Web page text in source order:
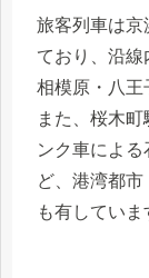
旅客列車は京
ており、沿
相模原・八王
また、桜木
ンク車によ
ど、港湾都
も有していま